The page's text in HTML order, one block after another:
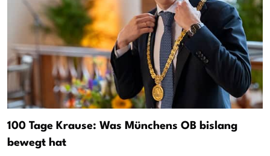
100 Tage Krause: Was Münchens OB bislang
bewegt hat